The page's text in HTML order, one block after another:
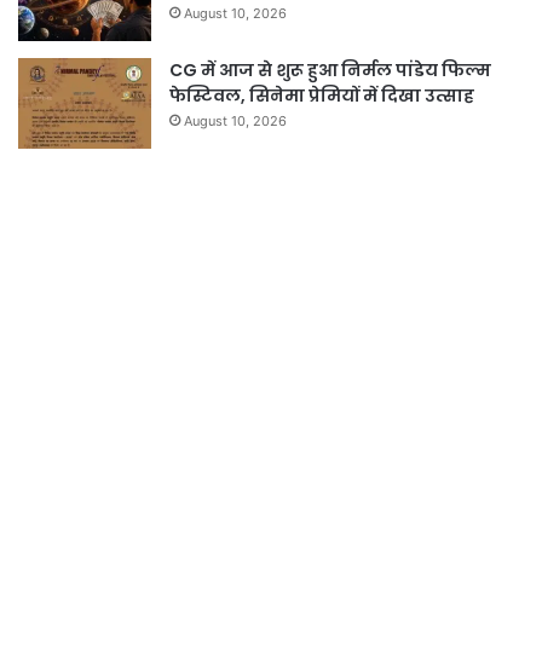
August 10, 2026
CG में आज से शुरू हुआ निर्मल पांडेय फिल्म
फेस्टिवल, सिनेमा प्रेमियों में दिखा उत्साह
August 10, 2026